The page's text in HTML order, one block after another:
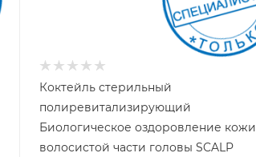
Коктейль стерильный
полиревитализирующий
Биологическое оздоровление кожи
волосистой части головы SCALP